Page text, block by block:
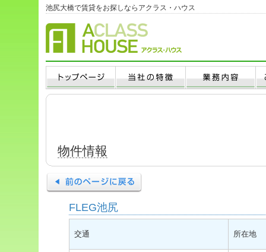
池尻大橋で賃貸をお探しならアクラス・ハウス
物件情報
FLEG池尻
交通 所在地